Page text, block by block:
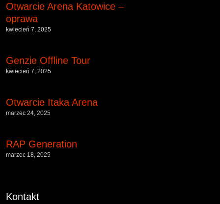
Otwarcie Arena Katowice –
oprawa
kwiecień 7, 2025
Genzie Offline Tour
kwiecień 7, 2025
Otwarcie Itaka Arena
marzec 24, 2025
RAP Generation
marzec 18, 2025
Kontakt